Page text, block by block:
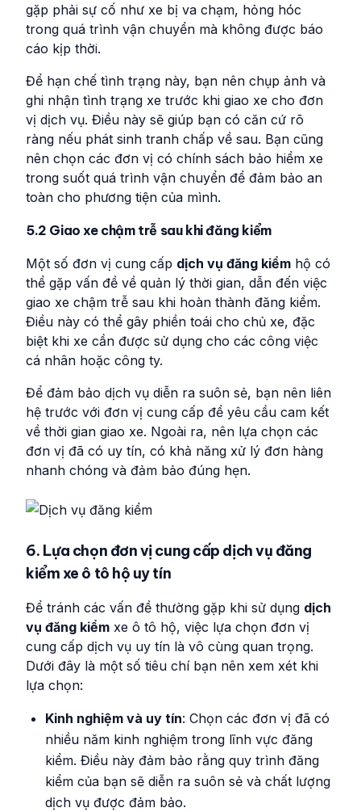
gặp phải sự cố như xe bị va chạm, hỏng hóc
trong quá trình vận chuyển mà không được báo
cáo kịp thời.
Để hạn chế tình trạng này, bạn nên chụp ảnh và
ghi nhận tình trạng xe trước khi giao xe cho đơn
vị dịch vụ. Điều này sẽ giúp bạn có căn cứ rõ
ràng nếu phát sinh tranh chấp về sau. Bạn cũng
nên chọn các đơn vị có chính sách bảo hiểm xe
trong suốt quá trình vận chuyển để đảm bảo an
toàn cho phương tiện của mình.
5.2 Giao xe chậm trễ sau khi đăng kiểm
Một số đơn vị cung cấp dịch vụ đăng kiểm hộ có
thể gặp vấn đề về quản lý thời gian, dẫn đến việc
giao xe chậm trễ sau khi hoàn thành đăng kiểm.
Điều này có thể gây phiền toái cho chủ xe, đặc
biệt khi xe cần được sử dụng cho các công việc
cá nhân hoặc công ty.
Để đảm bảo dịch vụ diễn ra suôn sẻ, bạn nên liên
hệ trước với đơn vị cung cấp để yêu cầu cam kết
về thời gian giao xe. Ngoài ra, nên lựa chọn các
đơn vị đã có uy tín, có khả năng xử lý đơn hàng
nhanh chóng và đảm bảo đúng hẹn.
6. Lựa chọn đơn vị cung cấp dịch vụ đăng
kiểm xe ô tô hộ uy tín
Để tránh các vấn đề thường gặp khi sử dụng dịch
vụ đăng kiểm xe ô tô hộ, việc lựa chọn đơn vị
cung cấp dịch vụ uy tín là vô cùng quan trọng.
Dưới đây là một số tiêu chí bạn nên xem xét khi
lựa chọn:
Kinh nghiệm và uy tín: Chọn các đơn vị đã có
nhiều năm kinh nghiệm trong lĩnh vực đăng
kiểm. Điều này đảm bảo rằng quy trình đăng
kiểm của bạn sẽ diễn ra suôn sẻ và chất lượng
dịch vụ được đảm bảo.